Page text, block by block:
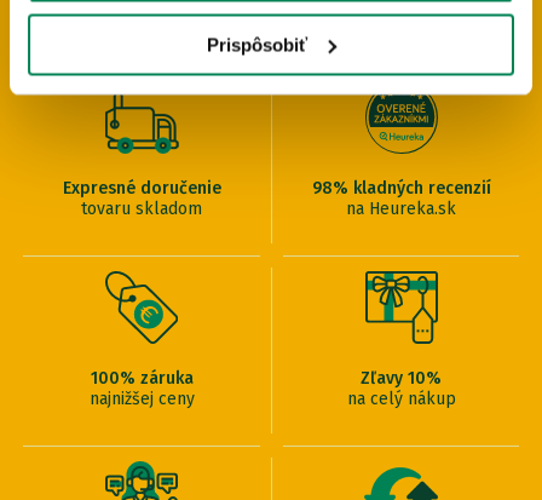
Prispôsobiť
PREČO U NÁS NAKUPOVAŤ
Expresné doručenie
tovaru skladom
98% kladných recenzií
na Heureka.sk
100% záruka
najnižšej ceny
Zľavy 10%
na celý nákup